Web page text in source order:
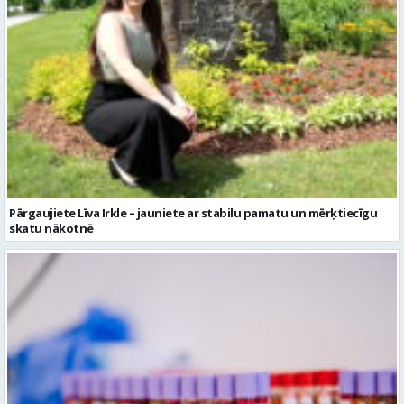
Pārgaujiete Līva Irkle – jauniete ar stabilu pamatu un mērķtiecīgu
skatu nākotnē